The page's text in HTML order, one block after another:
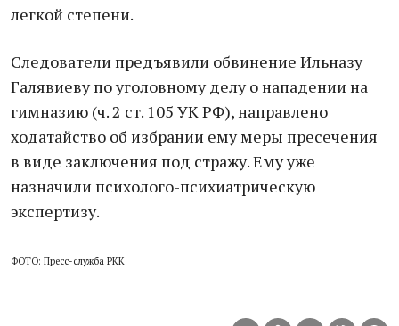
легкой степени.
Следователи предъявили обвинение Ильназу
Галявиеву по уголовному делу о нападении на
гимназию (ч. 2 ст. 105 УК РФ), направлено
ходатайство об избрании ему меры пресечения
в виде заключения под стражу. Ему уже
назначили психолого-психиатрическую
экспертизу.
ФОТО: Пресс-служба РКК